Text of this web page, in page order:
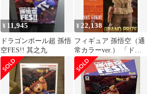
¥ 11,945
ドラゴンボール超 孫悟
空FES!! 其之九
¥ 22,138
フィギュア 孫悟空（通
常カラーver.） 「ドラ
ゴンボールZ」
BANPRESTO WORLD
FIGURE COLOSSEUM
造形天下一武道会2 其